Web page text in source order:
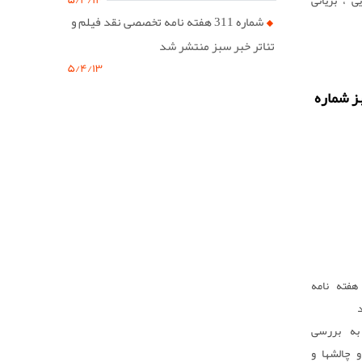
بریانی
بریانی
شماره
نامه
بررسی
چالشها و
شماره 311 هفته نامه تخصصی نقد فیلم و
تئاتر خبر سبز منتشر شد
۵/۴/۱۳